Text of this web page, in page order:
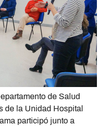
de Salud
de la Unidad Hospital
participó junto a